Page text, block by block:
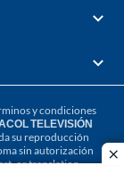
y condiciones
TELEVISIÓN
su reproducción
sin autorización
or translation